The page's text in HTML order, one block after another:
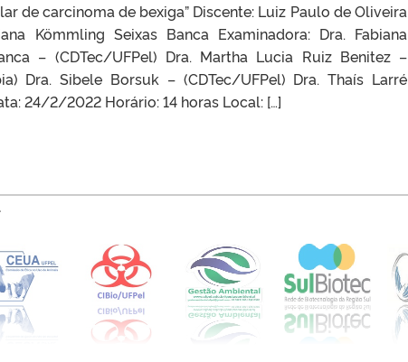
de carcinoma de bexiga” Discente: Luiz Paulo de Oliveira
Kömmling Seixas Banca Examinadora: Dra. Fabiana
– (CDTec/UFPel) Dra. Martha Lucia Ruiz Benitez –
Dra. Sibele Borsuk – (CDTec/UFPel) Dra. Thaís Larré
24/2/2022 Horário: 14 horas Local: […]